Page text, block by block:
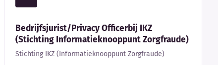
Bedrijfsjurist/Privacy Officerbij IKZ
(Stichting Informatieknooppunt Zorgfraude)
Stichting IKZ (Informatieknooppunt Zorgfraude)